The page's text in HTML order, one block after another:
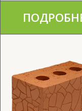
ПОДРОБНЕЕ